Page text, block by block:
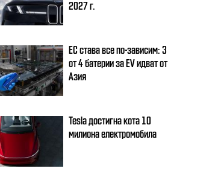
2027 г.
ЕС става все по-зависим: 3
от 4 батерии за EV идват от
Азия
Tesla достигна кота 10
милиона електромобила